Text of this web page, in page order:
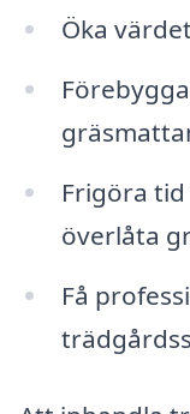
Öka
Frigöra
överlåta
Få